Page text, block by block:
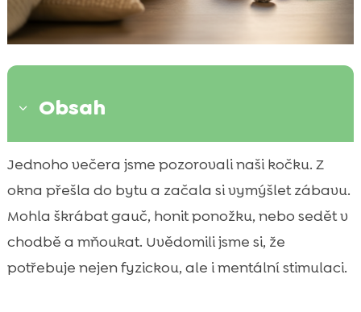
3 Obsah
 Co jsou hry na hledání skrytých předmětů
a proč kočky tolik baví
 Přínosy pro zdraví a psychiku: mentální
kočky
Jednoho večera jsme pozorovali naši kočku. Z
okna přešla do bytu a začala si vymýšlet zábavu.
Mohla škrábat gauč, honit ponožku, nebo sedět v
chodbě a mňoukat. Uvědomili jsme si, že
potřebuje nejen fyzickou, ale i mentální stimulaci.